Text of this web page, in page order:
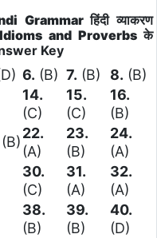
Grammar हिंदी व्याकरण
Idioms and Proverbs के
Key
6. (B) 7. (B) 8. (B)
14.
(C)
15.
(C)
16.
(B)
(B)
22.
(A)
23.
(B)
24.
(A)
30.
(C)
31.
(A)
32.
(A)
38.
(B)
39.
(B)
40.
(D)